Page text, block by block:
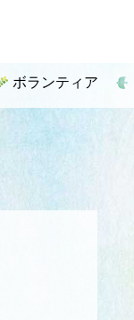
ボランティア